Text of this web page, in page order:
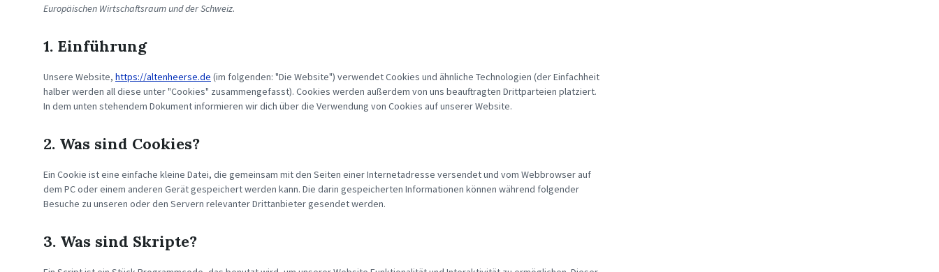
Europäischen Wirtschaftsraum und der Schweiz.
1. Einführung
Unsere Website, https://altenheerse.de (im folgenden: "Die Website") verwendet Cookies und ähnliche Technologien (der Einfachheit
halber werden all diese unter "Cookies" zusammengefasst). Cookies werden außerdem von uns beauftragten Drittparteien platziert.
In dem unten stehendem Dokument informieren wir dich über die Verwendung von Cookies auf unserer Website.
2. Was sind Cookies?
Ein Cookie ist eine einfache kleine Datei, die gemeinsam mit den Seiten einer Internetadresse versendet und vom Webbrowser auf
dem PC oder einem anderen Gerät gespeichert werden kann. Die darin gespeicherten Informationen können während folgender
Besuche zu unseren oder den Servern relevanter Drittanbieter gesendet werden.
3. Was sind Skripte?